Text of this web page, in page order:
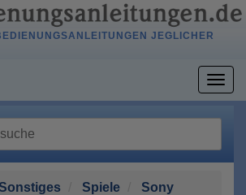
JEGLICHER
Spiele
Sony